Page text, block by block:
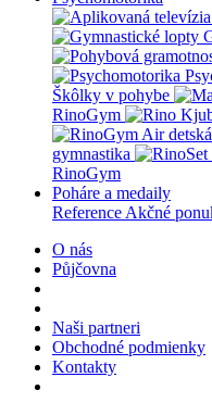
Škôlky v pohybe
RinoGym
gymnastika
RinoGym
Poháre a medaily
Reference Akčné
O nás
Půjčovna
Naši partneri
Obchodné podmienky
Kontakty